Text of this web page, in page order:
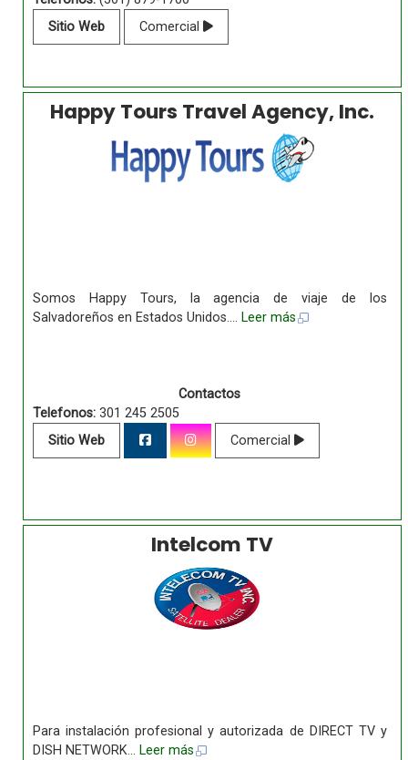
Sitio Web
Comercial
Happy Tours Travel Agency, Inc.
Somos Happy Tours, la agencia de viaje de los
Salvadoreños en Estados Unidos.... Leer más
Contactos
Telefonos:301 245 2505
Sitio Web
Comercial
Intelcom TV
Para instalación profesional y autorizada de DIRECT TV y
DISH NETWORK... Leer más